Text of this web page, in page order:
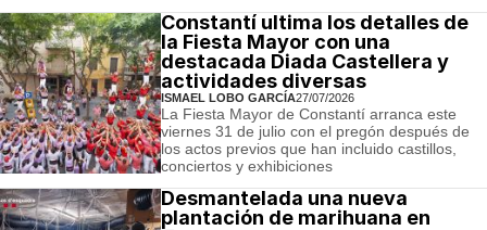
Constantí ultima los detalles de
la Fiesta Mayor con una
destacada Diada Castellera y
actividades diversas
ISMAEL LOBO GARCÍA27/07/2026
La Fiesta Mayor de Constantí arranca este
viernes 31 de julio con el pregón después de
los actos previos que han incluido castillos,
conciertos y exhibiciones
Desmantelada una nueva
plantación de marihuana en